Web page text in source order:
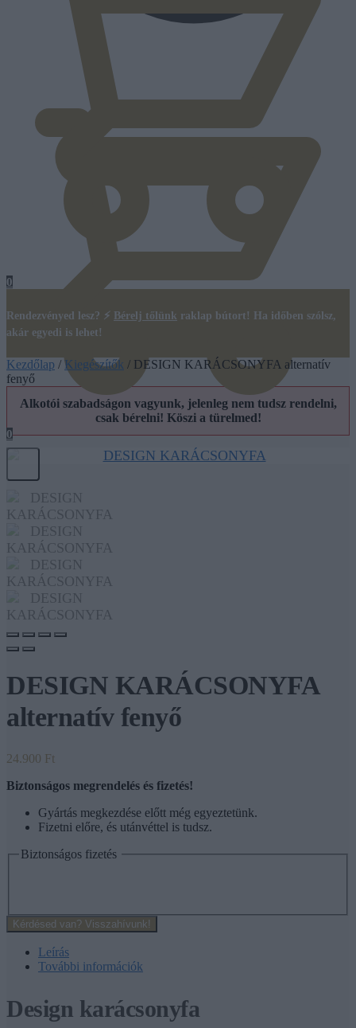
0
0
Rendezvényed lesz? ⚡ Bérelj tőlünk raklap bútort! Ha időben szólsz,
akár egyedi is lehet!
Kezdőlap / Kiegészítők / DESIGN KARÁCSONYFA alternatív
fenyő
Alkotói szabadságon vagyunk, jelenleg nem tudsz rendelni,
csak bérelni! Köszi a türelmed!
DESIGN KARÁCSONYFA
alternatív fenyő
24.900 Ft
Biztonságos megrendelés és fizetés!
Gyártás megkezdése előtt még egyeztetünk.
Fizetni előre, és utánvéttel is tudsz.
Biztonságos fizetés
Kérdésed van? Visszahívunk!
Leírás
További információk
Design karácsonyfa